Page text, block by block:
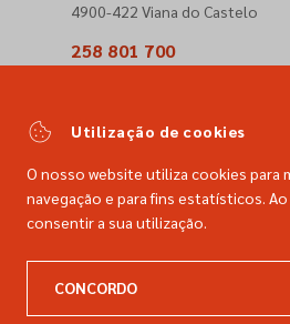
4900-422 Viana do Castelo
258 801 700
comercial@dimacer.com
Catálogo
Utilização de cookies
O nosso website utiliza cookies para
navegação e para fins estatísticos.
consentir a sua utilização.
CONCORDO